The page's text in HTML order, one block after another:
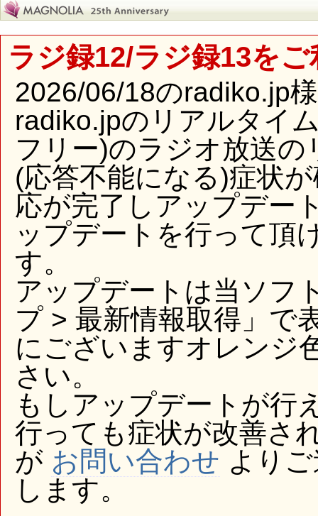
ラジ録12/ラジ録13を
2026/06/18のradiko.jp
radiko.jpのリアルタイ
フリー)のラジオ放送
(応答不能になる)症状
応が完了しアップデー
ップデートを行って頂
す。
アップデートは当ソフ
プ > 最新情報取得」で
にございますオレンジ
さい。
もしアップデートが行
行っても症状が改善さ
が お問い合わせ より
します。